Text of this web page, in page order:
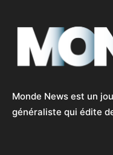
Monde News est un
généraliste qui édite